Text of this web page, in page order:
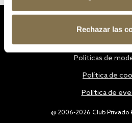
Rechazar las
@ 2006-2026 Club Privado
Políticas de
Política de
Política de